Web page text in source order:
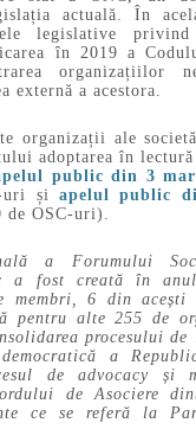
actuală. În
legislative
în 2019 a
organizațiilor
externă a acestora.
organizații ale
adoptarea în
public din 3
uri și apelul public
de OSC-uri).
a Forumului
a fost creată în
membri, 6 din acești
pentru alte 255 de
procesului de
a
de advocacy și
de Asociere
ce se referă la